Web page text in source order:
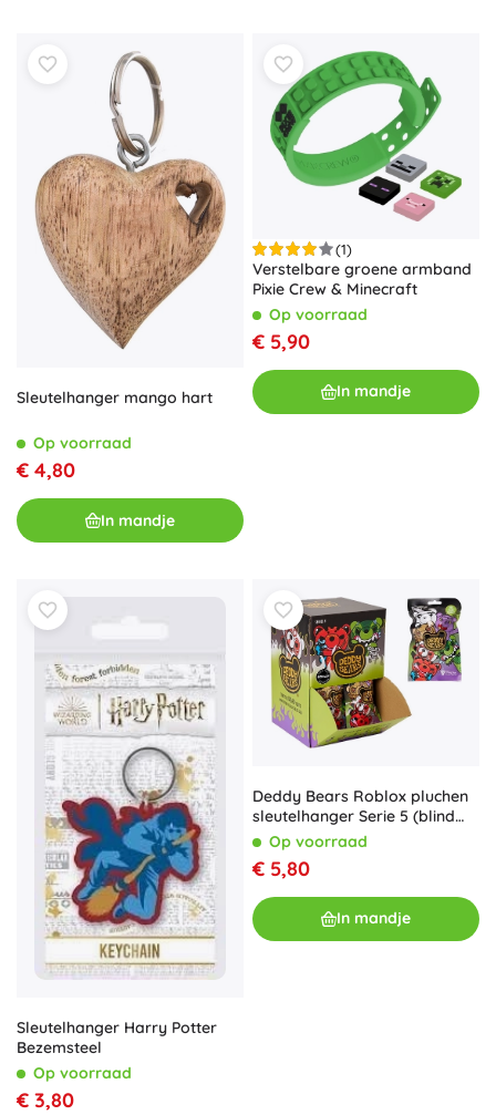
Sleutelhanger mango hart
Op voorraad
€ 4,80
In mandje
(1)
Verstelbare groene armband
Pixie Crew & Minecraft
Op voorraad
€ 5,90
In mandje
Sleutelhanger Harry Potter
Bezemsteel
Op voorraad
€ 3,80
Deddy Bears Roblox pluchen
sleutelhanger Serie 5 (blind
bag)Op voorraad
€ 5,80
In mandje